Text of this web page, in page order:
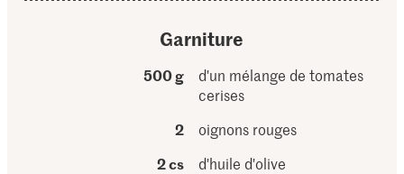
Garniture
500 g
d'un mélange de tomates
cerises
2
oignons rouges
2 cs
d'huile d'olive